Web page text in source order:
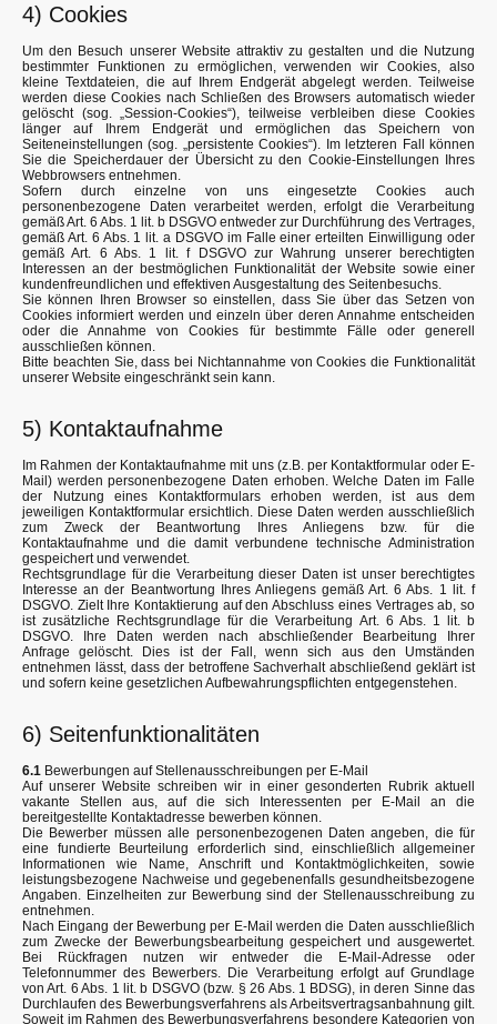
4) Cookies
Um den Besuch unserer Website attraktiv zu gestalten und die Nutzung
bestimmter Funktionen zu ermöglichen, verwenden wir Cookies, also
kleine Textdateien, die auf Ihrem Endgerät abgelegt werden. Teilweise
werden diese Cookies nach Schließen des Browsers automatisch wieder
gelöscht (sog. „Session-Cookies“), teilweise verbleiben diese Cookies
länger auf Ihrem Endgerät und ermöglichen das Speichern von
Seiteneinstellungen (sog. „persistente Cookies“). Im letzteren Fall können
Sie die Speicherdauer der Übersicht zu den Cookie-Einstellungen Ihres
Webbrowsers entnehmen.
Sofern durch einzelne von uns eingesetzte Cookies auch
personenbezogene Daten verarbeitet werden, erfolgt die Verarbeitung
gemäß Art. 6 Abs. 1 lit. b DSGVO entweder zur Durchführung des Vertrages,
gemäß Art. 6 Abs. 1 lit. a DSGVO im Falle einer erteilten Einwilligung oder
gemäß Art. 6 Abs. 1 lit. f DSGVO zur Wahrung unserer berechtigten
Interessen an der bestmöglichen Funktionalität der Website sowie einer
kundenfreundlichen und effektiven Ausgestaltung des Seitenbesuchs.
Sie können Ihren Browser so einstellen, dass Sie über das Setzen von
Cookies informiert werden und einzeln über deren Annahme entscheiden
oder die Annahme von Cookies für bestimmte Fälle oder generell
ausschließen können.
Bitte beachten Sie, dass bei Nichtannahme von Cookies die Funktionalität
unserer Website eingeschränkt sein kann.
5) Kontaktaufnahme
Im Rahmen der Kontaktaufnahme mit uns (z.B. per Kontaktformular oder E-
Mail) werden personenbezogene Daten erhoben. Welche Daten im Falle
der Nutzung eines Kontaktformulars erhoben werden, ist aus dem
jeweiligen Kontaktformular ersichtlich. Diese Daten werden ausschließlich
zum Zweck der Beantwortung Ihres Anliegens bzw. für die
Kontaktaufnahme und die damit verbundene technische Administration
gespeichert und verwendet.
Rechtsgrundlage für die Verarbeitung dieser Daten ist unser berechtigtes
Interesse an der Beantwortung Ihres Anliegens gemäß Art. 6 Abs. 1 lit. f
DSGVO. Zielt Ihre Kontaktierung auf den Abschluss eines Vertrages ab, so
ist zusätzliche Rechtsgrundlage für die Verarbeitung Art. 6 Abs. 1 lit. b
DSGVO. Ihre Daten werden nach abschließender Bearbeitung Ihrer
Anfrage gelöscht. Dies ist der Fall, wenn sich aus den Umständen
entnehmen lässt, dass der betroffene Sachverhalt abschließend geklärt ist
und sofern keine gesetzlichen Aufbewahrungspflichten entgegenstehen.
6) Seitenfunktionalitäten
6.1 Bewerbungen auf Stellenausschreibungen per E-Mail
Auf unserer Website schreiben wir in einer gesonderten Rubrik aktuell
vakante Stellen aus, auf die sich Interessenten per E-Mail an die
bereitgestellte Kontaktadresse bewerben können.
Die Bewerber müssen alle personenbezogenen Daten angeben, die für
eine fundierte Beurteilung erforderlich sind, einschließlich allgemeiner
Informationen wie Name, Anschrift und Kontaktmöglichkeiten, sowie
leistungsbezogene Nachweise und gegebenenfalls gesundheitsbezogene
Angaben. Einzelheiten zur Bewerbung sind der Stellenausschreibung zu
entnehmen.
Nach Eingang der Bewerbung per E-Mail werden die Daten ausschließlich
zum Zwecke der Bewerbungsbearbeitung gespeichert und ausgewertet.
Bei Rückfragen nutzen wir entweder die E-Mail-Adresse oder
Telefonnummer des Bewerbers. Die Verarbeitung erfolgt auf Grundlage
von Art. 6 Abs. 1 lit. b DSGVO (bzw. § 26 Abs. 1 BDSG), in deren Sinne das
Durchlaufen des Bewerbungsverfahrens als Arbeitsvertragsanbahnung gilt.
Soweit im Rahmen des Bewerbungsverfahrens besondere Kategorien von